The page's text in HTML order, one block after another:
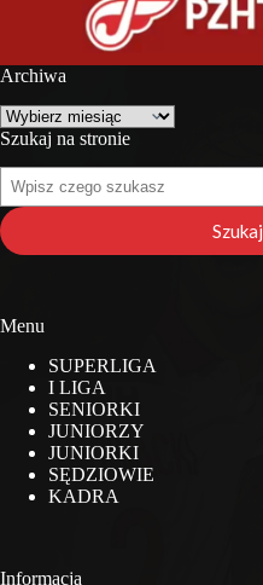
Archiwa
Archiwa
Szukaj na stronie
Szukaj
na
stronie
Szukaj
Menu
SUPERLIGA
I LIGA
SENIORKI
JUNIORZY
JUNIORKI
SĘDZIOWIE
KADRA
Informacja